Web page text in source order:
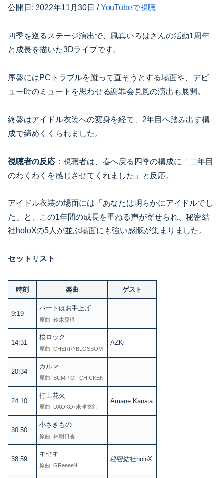
公開日: 2022年11月30日 /YouTubeで視聴
四季を巡るステージ演出で、風真いろはさんの活動1周年
と成長を描いた3Dライブです。
序盤にはPCトラブルを蹴って直そうとする場面や、デビ
ュー時のミュートを思わせる謝罪会見風の演出も展開。
終盤はアイドル衣装への変身を経て、2年目へ踏み出す構
成で締めくくられました。
視聴者の反応 ：視聴者は、春へ戻る四季の構成に「二年目
のわくわくを感じさせてくれました」と反応。
アイドル衣装の場面には「あなたは明らかにアイドルでし
た」と、この1年間の成長を重ねる声が寄せられ、秘密結
社holoXの5人が並ぶ場面にも強い感慨が集まりました。
セットリスト
時刻 楽曲 ゲスト
9:19
ハートはお手上げ
原曲: 鈴木愛理
14:31
桜ロック
原曲: CHERRYBLOSSOM
AZKi
20:34
カルマ
原曲: BUMP OF CHICKEN
24:10
打上花火
原曲: DAOKO×米津玄師
Amane Kanata
30:50
小さきもの
原曲: 林明日香
38:59
キセキ
原曲: GReeeeN
秘密結社holoX